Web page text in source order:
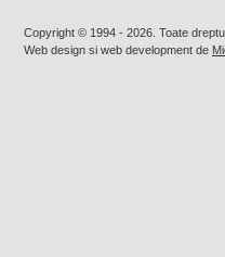
Copyright © 1994 - 2026. Toate
Web design si web development de